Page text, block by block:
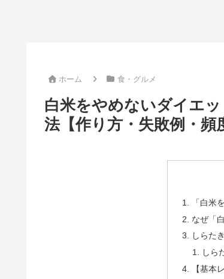
ホーム 食・グルメ
白米をやめないダイエ
法【作り方・失敗例・頻
「白米
なぜ「
しらた
しら
【基本